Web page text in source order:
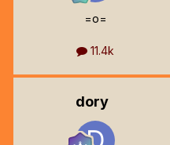
=o=
11.4k
dory